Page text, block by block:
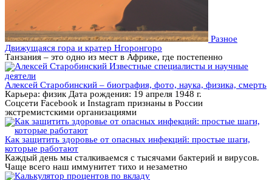
Разное
Движущаяся гора и кратер Нгоронгоро
Танзания – это одно из мест в Африке, где постепенно
Известные специалисты и научные
деятели
Алексей Старобинский – биография, фото, наука, физика, смерть
Карьера: физик Дата рождения: 19 апреля 1948 г.
Соцсети Facebook и Instagram признаны в России
экстремистскими организациями
Как защитить здоровье от опасных инфекций: простые шаги,
которые работают
Каждый день мы сталкиваемся с тысячами бактерий и вирусов.
Чаще всего наш иммунитет тихо и незаметно